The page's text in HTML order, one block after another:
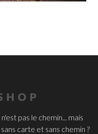
pas le chemin... mais
carte et sans chemin ?